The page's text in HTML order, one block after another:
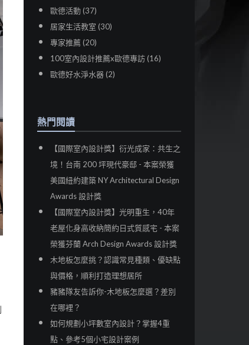
歐德活動 (37)
居家生活教室 (30)
專家推薦 (20)
100室內設計推薦x歐德專訪 (16)
歐德好水淨水器 (2)
熱門閱讀
【國際室內設計獎】衍光成家：共生之
境！台南 200 坪現代豪邸 - 本案榮獲
美國紐約建築 NY Architectural Design
Awards 設計獎
【國際室內設計獎】光明重生，40年
老屋化身高收納簡約日式質感宅 - 本案
榮獲芬蘭 Arch Design Awards 設計獎
木地板怎麼挑？認識常見種類、優缺點
與價格，順利打造理想居所
豬豬隊友告訴你-木地板怎麼選？差別
在哪裡？
如何規劃小坪數室內設計？掌握4重
點、參考5個小宅設計案例